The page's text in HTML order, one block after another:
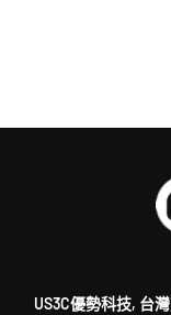
US3C優勢科技, 台